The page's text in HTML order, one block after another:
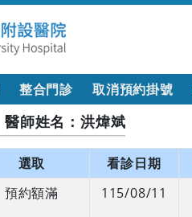
整合門診 取消預約掛號
醫師姓名：洪煒斌
選取 看診日期
預約額滿
115/08/11